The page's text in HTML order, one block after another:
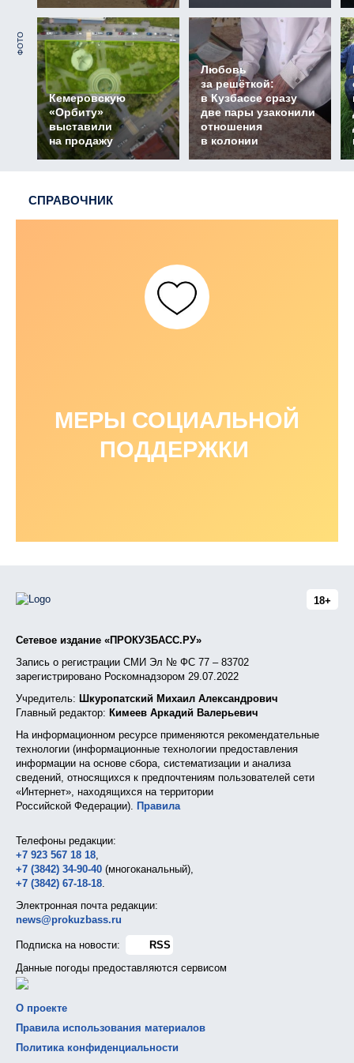
ФОТО
Кемеровскую
«Орбиту»
выставили
на продажу
Любовь
за решёткой:
в Кузбассе сразу
две пары узаконили
отношения
в колонии
СПРАВОЧНИК
МЕРЫ СОЦИАЛЬНОЙ
ПОДДЕРЖКИ
18+
Сетевое издание «ПРОКУЗБАСС.РУ»
Запись о регистрации СМИ Эл № ФС 77 – 83702
зарегистрировано Роскомнадзором 29.07.2022
Учредитель: Шкуропатский Михаил Александрович
Главный редактор: Кимеев Аркадий Валерьевич
На информационном ресурсе применяются рекомендательные
технологии (информационные технологии предоставления
информации на основе сбора, систематизации и анализа
сведений, относящихся к предпочтениям пользователей сети
«Интернет», находящихся на территории
Российской Федерации). Правила
Телефоны редакции:
+7 923 567 18 18,
+7 (3842) 34-90-40 (многоканальный),
+7 (3842) 67-18-18.
Электронная почта редакции:
news@prokuzbass.ru
Подписка на новости:
RSS
Данные погоды предоставляются сервисом
О проекте
Правила использования материалов
Политика конфиденциальности